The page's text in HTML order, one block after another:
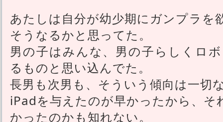
あたしは自分が幼少期にガンプラを
そうなるかと思ってた。
男の子はみんな、男の子らしくロ
るものと思い込んでた。
長男も次男も、そういう傾向は一切
iPadを与えたのが早かったから、そ
かったのかも知れない。